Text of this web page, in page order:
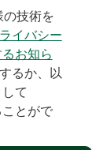
TwitterYouTube
技術を
イバシー
お知ら
るか、以
て
とがで